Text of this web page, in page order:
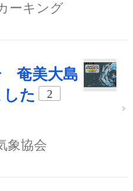
ーキング
奄美大島
た
2
象協会